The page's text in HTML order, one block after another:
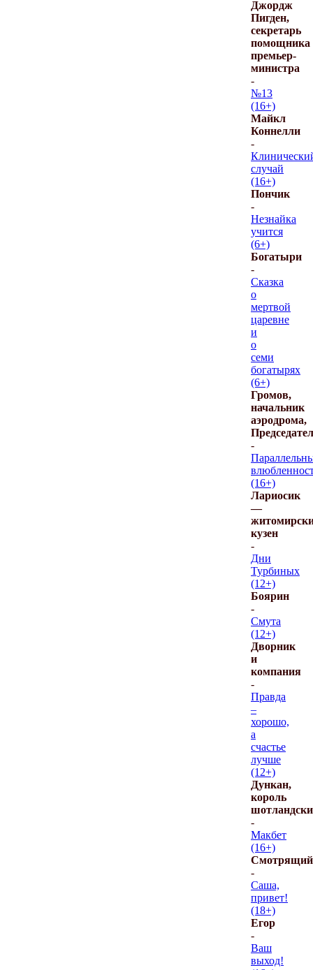
Джордж
Пигден,
секретарь
помощника
премьер-
министра
-
№13
(16+)
Майкл
Коннелли
-
случай
(16+)
Пончик
-
Незнайка
учится
(6+)
Богатыри
-
Сказка
о
мертвой
царевне
и
о
семи
богатырях
(6+)
Громов,
начальник
аэродрома,
-
(16+)
Лариосик
—
кузен
-
Дни
Турбиных
(12+)
Боярин
-
Смута
(12+)
Дворник
и
компания
-
Правда
–
хорошо,
а
счастье
лучше
(12+)
Дункан,
король
-
Макбет
(16+)
Смотрящий
-
Саша,
привет!
(18+)
Егор
-
Ваш
выход!